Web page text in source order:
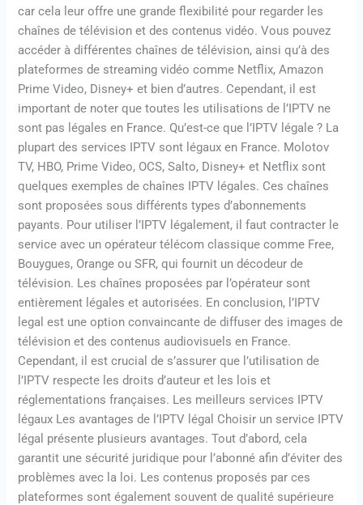
car cela leur offre une grande flexibilité pour regarder les
chaînes de télévision et des contenus vidéo. Vous pouvez
accéder à différentes chaînes de télévision, ainsi qu’à des
plateformes de streaming vidéo comme Netflix, Amazon
Prime Video, Disney+ et bien d’autres. Cependant, il est
important de noter que toutes les utilisations de l’IPTV ne
sont pas légales en France. Qu’est-ce que l’IPTV légale ? La
plupart des services IPTV sont légaux en France. Molotov
TV, HBO, Prime Video, OCS, Salto, Disney+ et Netflix sont
quelques exemples de chaînes IPTV légales. Ces chaînes
sont proposées sous différents types d’abonnements
payants. Pour utiliser l’IPTV légalement, il faut contracter le
service avec un opérateur télécom classique comme Free,
Bouygues, Orange ou SFR, qui fournit un décodeur de
télévision. Les chaînes proposées par l’opérateur sont
entièrement légales et autorisées. En conclusion, l’IPTV
legal est une option convaincante de diffuser des images de
télévision et des contenus audiovisuels en France.
Cependant, il est crucial de s’assurer que l’utilisation de
l’IPTV respecte les droits d’auteur et les lois et
réglementations françaises. Les meilleurs services IPTV
légaux Les avantages de l’IPTV légal Choisir un service IPTV
légal présente plusieurs avantages. Tout d’abord, cela
garantit une sécurité juridique pour l’abonné afin d’éviter des
problèmes avec la loi. Les contenus proposés par ces
plateformes sont également souvent de qualité supérieure